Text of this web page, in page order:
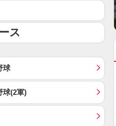
ス
球
球(2軍)